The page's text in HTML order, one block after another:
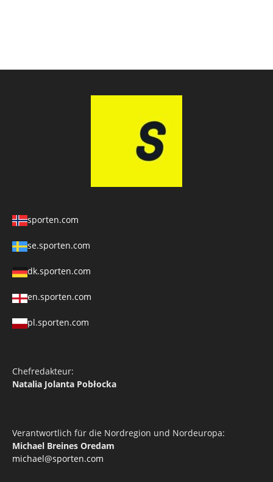
sporten.com
se.sporten.com
dk.sporten.com
en.sporten.com
pl.sporten.com
Chefredakteur:
Natalia Jolanta Pobłocka
Verantwortlich für die Nordregion und Nordeuropa:
Michael Breines Oredam
michael@sporten.com